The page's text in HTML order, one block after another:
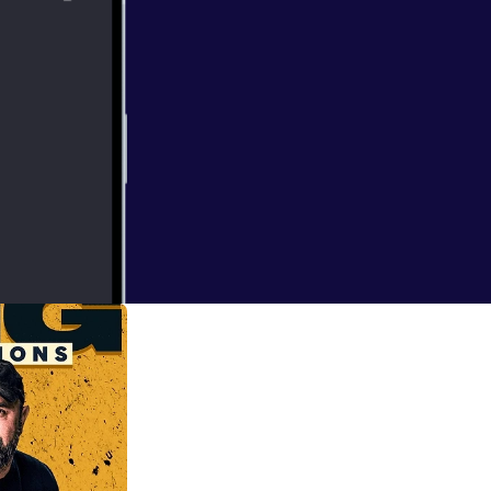
Promis oder
So auch David